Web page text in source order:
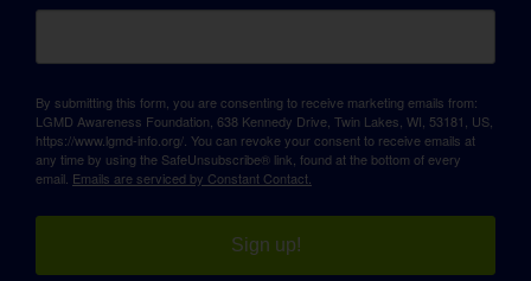
By submitting this form, you are consenting to receive marketing emails from:
LGMD Awareness Foundation, 638 Kennedy Drive, Twin Lakes, WI, 53181, US,
https://www.lgmd-info.org/. You can revoke your consent to receive emails at
any time by using the SafeUnsubscribe® link, found at the bottom of every
email. Emails are serviced by Constant Contact.
Sign up!